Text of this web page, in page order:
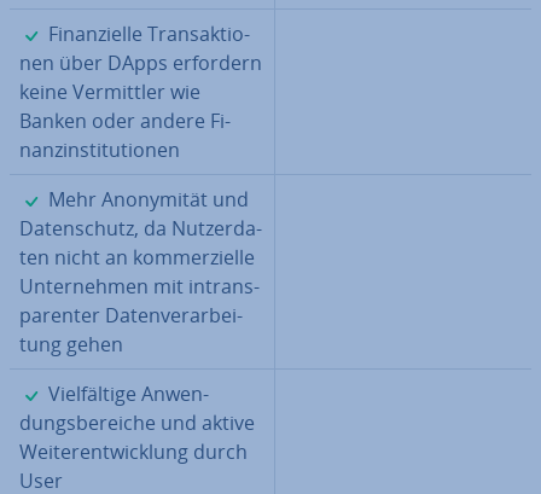
✓
Fi­nan­zi­el­le Trans­ak­tio­
nen über DApps erfordern
keine Ver­mitt­ler wie
Banken oder andere Fi­
nanz­in­sti­tu­tio­nen
✓
Mehr An­ony­mi­tät und
Da­ten­schutz, da Nut­zer­da­
ten nicht an kom­mer­zi­el­le
Un­ter­neh­men mit in­trans­
pa­ren­ter Da­ten­ver­ar­bei­
tung gehen
✓
Viel­fäl­ti­ge An­wen­
dungs­be­rei­che und aktive
Wei­ter­ent­wick­lung durch
User